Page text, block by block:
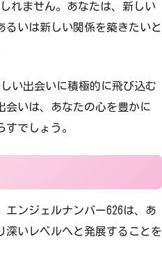
れません。あなたは、新しい
るいは新しい関係を築きたいと
い出会いに積極的に飛び込む
会いは、あなたの心を豊かに
でしょう。
エンジェルナンバー626は、あ
深いレベルへと発展することを